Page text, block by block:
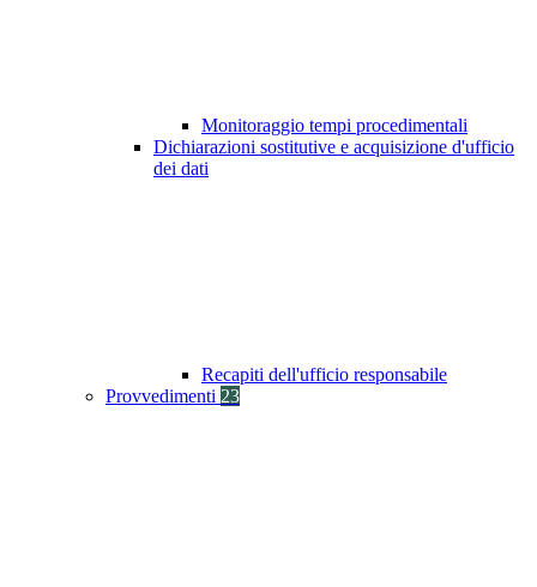
Monitoraggio tempi procedimentali
Dichiarazioni sostitutive e acquisizione d'ufficio
dei dati
Recapiti dell'ufficio responsabile
Provvedimenti 23